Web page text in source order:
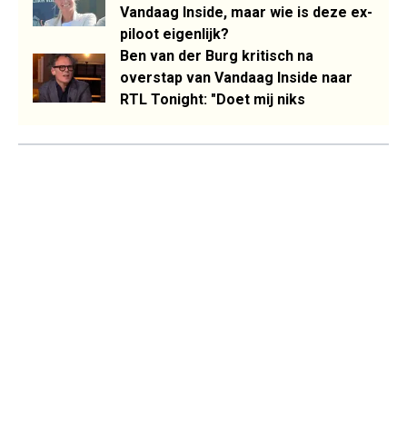
Vandaag Inside, maar wie is deze ex-
piloot eigenlijk?
Ben van der Burg kritisch na
overstap van Vandaag Inside naar
RTL Tonight: "Doet mij niks